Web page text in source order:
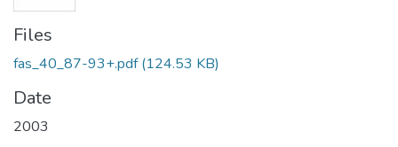
Files
fas_40_87-93+.pdf(124.53 KB)
Date
2003